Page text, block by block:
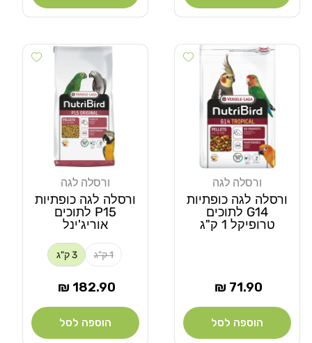
Add wishlist
ורסלה לגה
ורסלה לגה כופתיות
G14 לתוכים
טרופיקל 1 ק"ג
מחיר
71.90 ₪
הוספה לסל
wishlist
ורסלה לגה
ורסלה לגה כופתיות
P15 לתוכים
אוריג'ינל
1 ק"ג 3 ק"ג
מחיר
182.90 ₪
הוספה לסל